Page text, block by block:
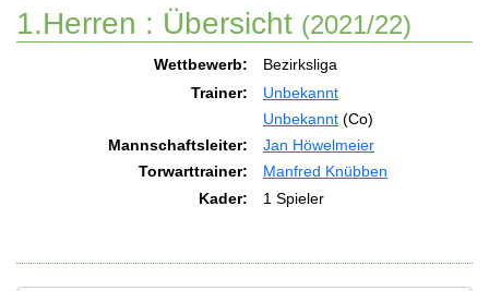
1.Herren : Übersicht (2021/22)
Wettbewerb:
Bezirksliga
Trainer:
Unbekannt
Unbekannt (Co)
Mannschaftsleiter:
Jan Höwelmeier
Torwarttrainer:
Manfred Knübben
Kader:
1 Spieler